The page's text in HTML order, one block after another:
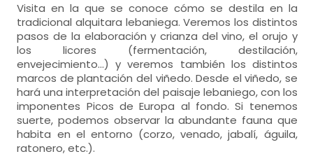
Visita en la que se conoce cómo se destila en la
tradicional alquitara lebaniega. Veremos los distintos
pasos de la elaboración y crianza del vino, el orujo y
los licores (fermentación, destilación,
envejecimiento...) y veremos también los distintos
marcos de plantación del viñedo. Desde el viñedo, se
hará una interpretación del paisaje lebaniego, con los
imponentes Picos de Europa al fondo. Si tenemos
suerte, podemos observar la abundante fauna que
habita en el entorno (corzo, venado, jabalí, águila,
ratonero, etc.).